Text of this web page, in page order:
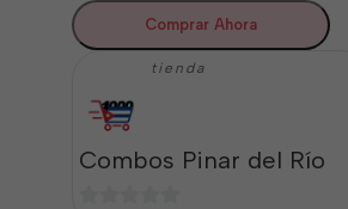
Comprar Ahora
tienda
Combos Pinar del Río